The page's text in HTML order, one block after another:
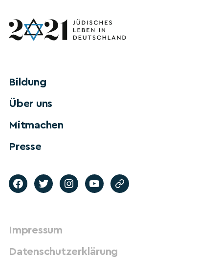
Bildung
Über uns
Mitmachen
Presse
Impressum
Datenschutzerklärung